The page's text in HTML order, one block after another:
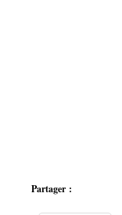
Partager :